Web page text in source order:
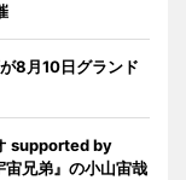
8月10日グランド
supported by
兄弟』の小山宙哉